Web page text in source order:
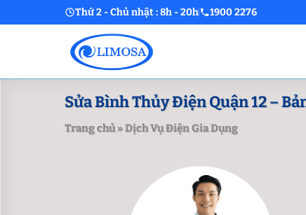
to
Thứ 2 - Chủ nhật : 8h - 20h 1900 2276
Sửa Bình Thủy Điện Quận 12 –
Trang chủ»Dịch Vụ Điện Gia Dụng